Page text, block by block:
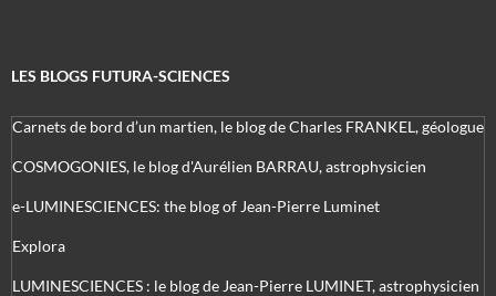
LES BLOGS FUTURA-SCIENCES
Carnets de bord d’un martien, le blog de Charles FRANKEL, géologue
COSMOGONIES, le blog d'Aurélien BARRAU, astrophysicien
e-LUMINESCIENCES: the blog of Jean-Pierre Luminet
Explora
LUMINESCIENCES : le blog de Jean-Pierre LUMINET, astrophysicien